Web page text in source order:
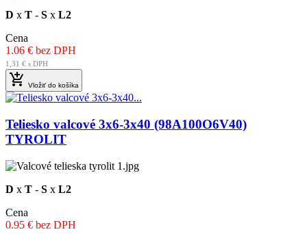
D x T - S x L2
Cena
1.06 € bez DPH
1,31 € s DPH
 Vložiť do košíka
Teliesko valcové 3x6-3x40 (98A100O6V40)
TYROLIT
D x T - S x L2
Cena
0.95 € bez DPH